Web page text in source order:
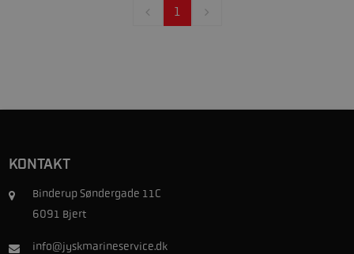
1
KONTAKT
Binderup Søndergade 11C
6091 Bjert
info@jyskmarineservice.dk